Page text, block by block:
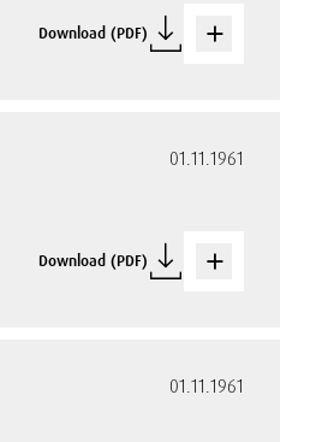
Download (PDF)
01.11.1961
Download (PDF)
01.11.1961